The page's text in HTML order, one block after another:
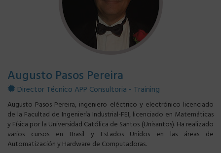
Augusto Pasos Pereira
Director Técnico APP Consultoria - Training
Augusto Pasos Pereira, ingeniero eléctrico y electrónico licenciado
de la Facultad de Ingeniería Industrial-FEI, licenciado en Matemáticas
y Física por la Universidad Católica de Santos (Unisantos). Ha realizado
varios cursos en Brasil y Estados Unidos en las áreas de
Automatización y Hardware de Computadoras.